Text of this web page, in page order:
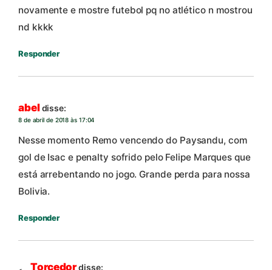
novamente e mostre futebol pq no atlético n mostrou
nd kkkk
Responder
abeldisse:
8 de abril de 2018 às 17:04
Nesse momento Remo vencendo do Paysandu, com
gol de Isac e penalty sofrido pelo Felipe Marques que
está arrebentando no jogo. Grande perda para nossa
Bolivia.
Responder
Torcedordisse: